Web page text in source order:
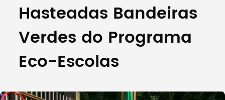
Procurar
Tipo de conteúdo
Hasteadas Bandeiras
Verdes do Programa
Eco-Escolas